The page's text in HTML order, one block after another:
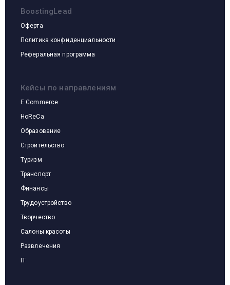
BoostingLead
Оферта
Политика конфиденциальности
Реферальная программа
Кейсы по направлениям
E Commerce
HoReCa
Образование
Строительство
Туризм
Транспорт
Финансы
Кейсы по направлениям
Трудоустройство
Творчество
Салоны красоты
Развлечения
IT